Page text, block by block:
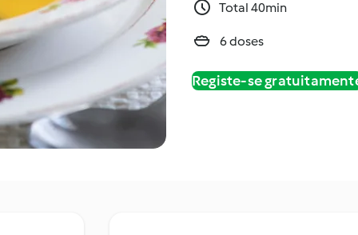
Total 40min
6 doses
Registe-se